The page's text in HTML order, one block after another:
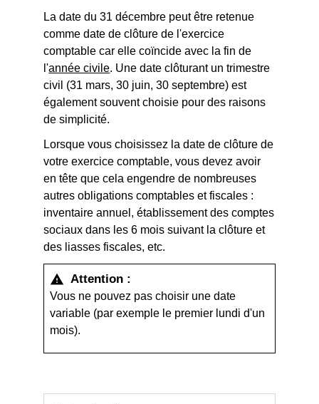
La date du 31 décembre peut être retenue
comme date de clôture de l'exercice
comptable car elle coïncide avec la fin de
l'année civile. Une date clôturant un trimestre
civil (31 mars, 30 juin, 30 septembre) est
également souvent choisie pour des raisons
de simplicité.
Lorsque vous choisissez la date de clôture de
votre exercice comptable, vous devez avoir
en tête que cela engendre de nombreuses
autres obligations comptables et fiscales :
inventaire annuel, établissement des comptes
sociaux dans les 6 mois suivant la clôture et
des liasses fiscales, etc.
warning Attention :
Vous ne pouvez pas choisir une date
variable (par exemple le premier lundi d'un
mois).